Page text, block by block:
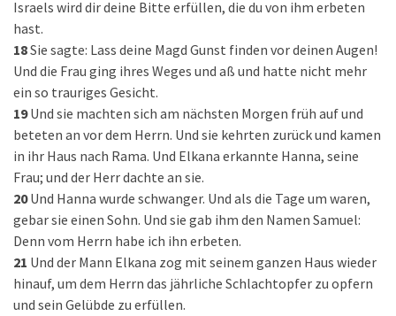
Israels wird dir deine Bitte erfüllen, die du von ihm erbeten
hast.
18Sie sagte: Lass deine Magd Gunst finden vor deinen Augen!
Und die Frau ging ihres Weges und aß und hatte nicht mehr
ein so trauriges Gesicht.
19 Und sie machten sich am nächsten Morgen früh auf und
beteten an vor dem Herrn. Und sie kehrten zurück und kamen
in ihr Haus nach Rama. Und Elkana erkannte Hanna, seine
Frau; und der Herr dachte an sie.
20 Und Hanna wurde schwanger. Und als die Tage um waren,
gebar sie einen Sohn. Und sie gab ihm den Namen Samuel:
Denn vom Herrn habe ich ihn erbeten.
21 Und der Mann Elkana zog mit seinem ganzen Haus wieder
hinauf, um dem Herrn das jährliche Schlachtopfer zu opfern
und sein Gelübde zu erfüllen.